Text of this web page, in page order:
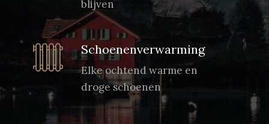
blijven
Schoenenverwarming
Elke ochtend warme en
droge schoenen